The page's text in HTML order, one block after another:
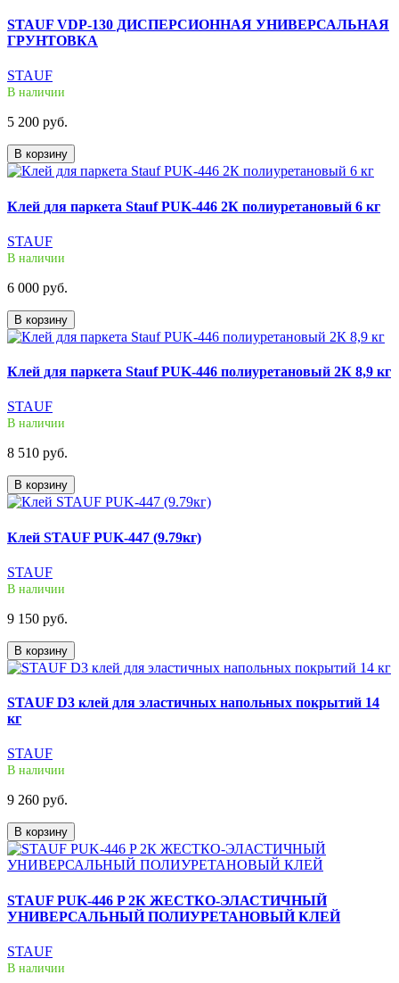
STAUF VDP-130 ДИСПЕРСИОННАЯ УНИВЕРСАЛЬНАЯ
ГРУНТОВКА
STAUF
В наличии
5 200 руб.
В корзину
Клей для паркета Stauf PUK-446 2К полиуретановый 6 кг
STAUF
В наличии
6 000 руб.
В корзину
Клей для паркета Stauf PUK-446 полиуретановый 2К 8,9 кг
STAUF
В наличии
8 510 руб.
В корзину
Клей STAUF PUK-447 (9.79кг)
STAUF
В наличии
9 150 руб.
В корзину
STAUF D3 клей для эластичных напольных покрытий 14
кг
STAUF
В наличии
9 260 руб.
В корзину
STAUF PUK-446 P 2К ЖЕСТКО-ЭЛАСТИЧНЫЙ
УНИВЕРСАЛЬНЫЙ ПОЛИУРЕТАНОВЫЙ КЛЕЙ
STAUF
В наличии